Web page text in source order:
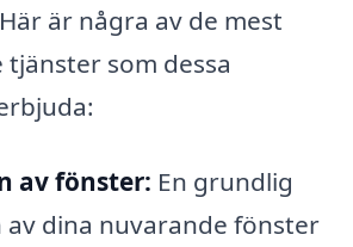
är några av de mest
som dessa
av fönster: En grundlig
av dina nuvarande fönster